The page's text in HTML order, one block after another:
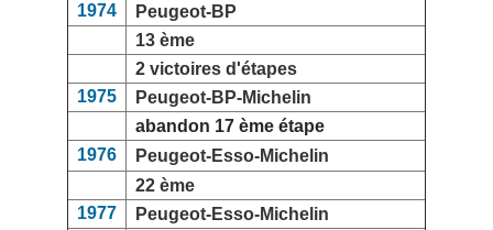
1974
Peugeot-BP
13 ème
2 victoires d'étapes
1975
Peugeot-BP-Michelin
abandon 17 ème étape
1976
Peugeot-Esso-Michelin
22 ème
1977
Peugeot-Esso-Michelin